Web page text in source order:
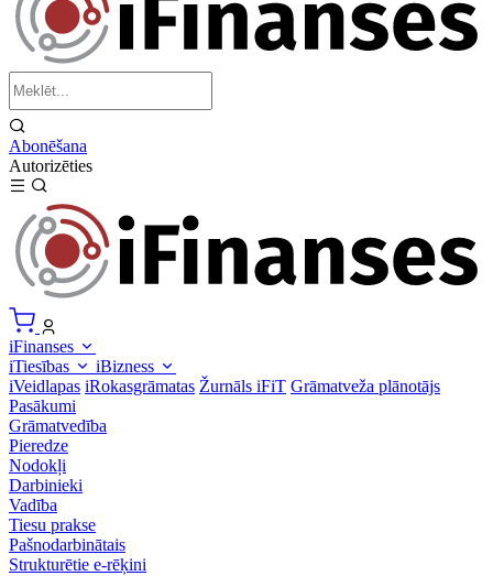
Abonēšana
Autorizēties
iFinanses
iTiesības
iBizness
iVeidlapas iRokasgrāmatas Žurnāls iFiT Grāmatveža plānotājs
Pasākumi
Grāmatvedība
Pieredze
Nodokļi
Darbinieki
Vadība
Tiesu prakse
Pašnodarbinātais
Strukturētie e-rēķini